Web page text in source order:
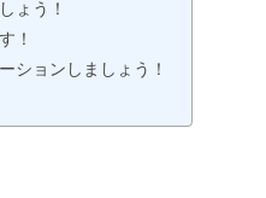
ょう！
！
ションしましょう！